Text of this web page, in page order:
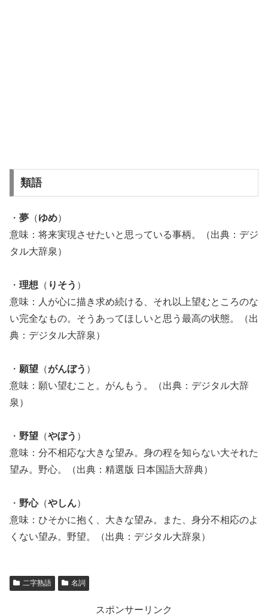
類語
・ 夢 （ゆめ）
意味：将来実現させたいと思っている事柄。（出典：デジ
タル大辞泉）
・ 理想 （ りそう ）
意味：人が心に描き求め続ける、それ以上望むところのな
い完全なもの。そうあってほしいと思う最高の状態。（出
典：デジタル大辞泉）
・ 願望 （がんぼう ）
意味：願い望むこと。がんもう。（出典：デジタル大辞
泉）
・ 野望 （やぼう ）
意味：分不相応な大きな望み。身の程を知らない大それた
望み。野心。（出典：精選版 日本国語大辞典）
・ 野心（やしん）
意味：ひそかに抱く、大きな望み。また、身分不相応のよ
くない望み。野望。（出典：デジタル大辞泉）
二字熟語 名詞
スポンサーリンク